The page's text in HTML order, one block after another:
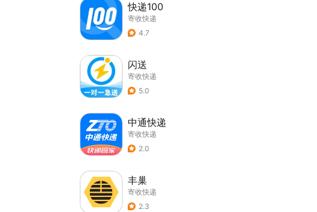
快递100
寄收快递
4.7
闪送
寄收快递
5.0
中通快递
寄收快递
2.0
丰巢
寄收快递
2.3